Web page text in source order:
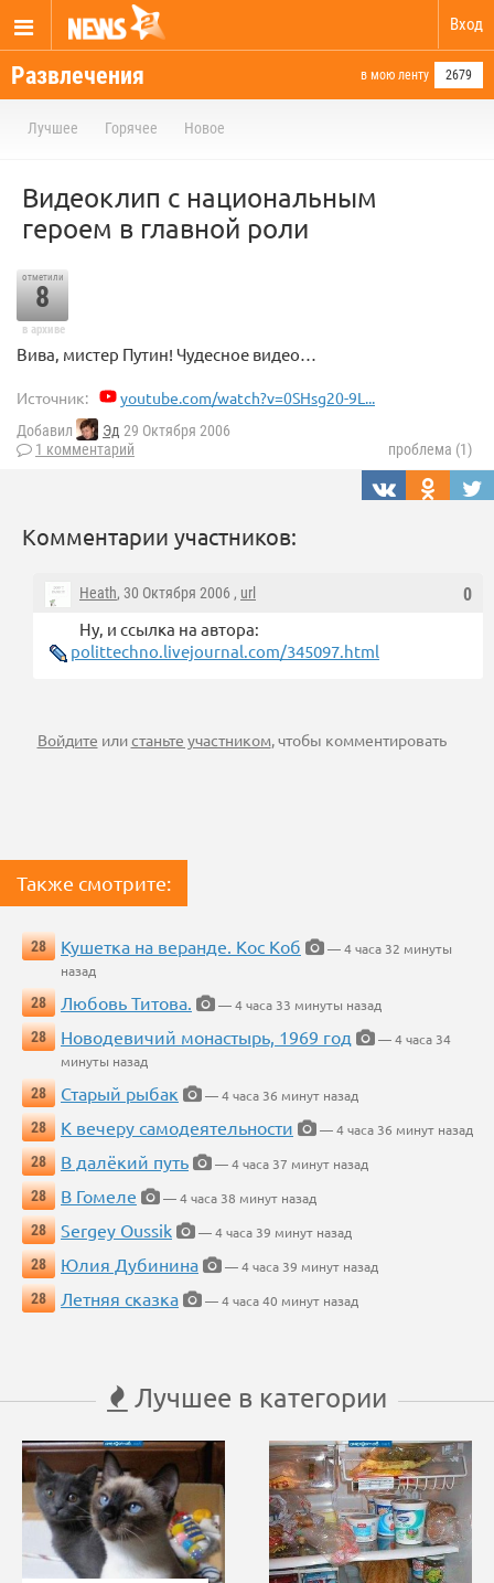
Вход
Развлечения в мою ленту 2679
Лучшее Горячее Новое
Видеоклип с национальным
героем в главной роли
отметили
8
в архиве
Вива, мистер Путин! Чудесное видео…
Источник: youtube.com/watch?v=0SHsg20-9L...
Добавил Эд 29 Октября 2006
1 комментарий
проблема (1)
Комментарии участников:
0
Heath, 30 Октября 2006 , url
Ну, и ссылка на автора:
polittechno.livejournal.com/345097.html
Войдите илистаньте участником, чтобы комментировать
Также смотрите:
28 Кушетка на веранде. Кос Коб
— 4 часа 32 минуты
назад
28
Любовь Титова.
— 4 часа 33 минуты назад
28
Новодевичий монастырь, 1969 год
— 4 часа 34
минуты назад
28
Старый рыбак
— 4 часа 36 минут назад
28
К вечеру самодеятельности
— 4 часа 36 минут назад
28
В далёкий путь
— 4 часа 37 минут назад
28
В Гомеле
— 4 часа 38 минут назад
28
Sergey Oussik
— 4 часа 39 минут назад
28
Юлия Дубинина
— 4 часа 39 минут назад
28
Летняя сказка — 4 часа 40 минут назад
Лучшее в категории